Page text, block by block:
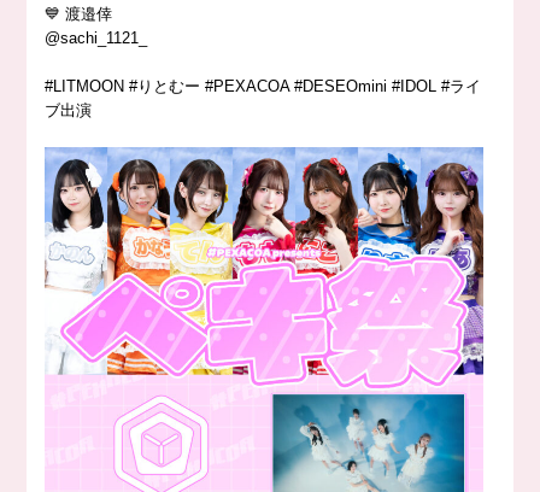
💙 渡邉倖
@sachi_1121_
#LITMOON #りとむー #PEXACOA #DESEOmini #IDOL #ライ
ブ出演